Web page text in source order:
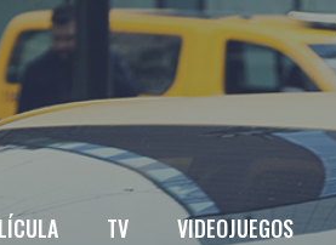
TV VIDEOJUEGOS